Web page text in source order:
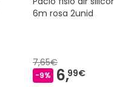
6m rosa 2unid
7,65€
-9% 6,99€